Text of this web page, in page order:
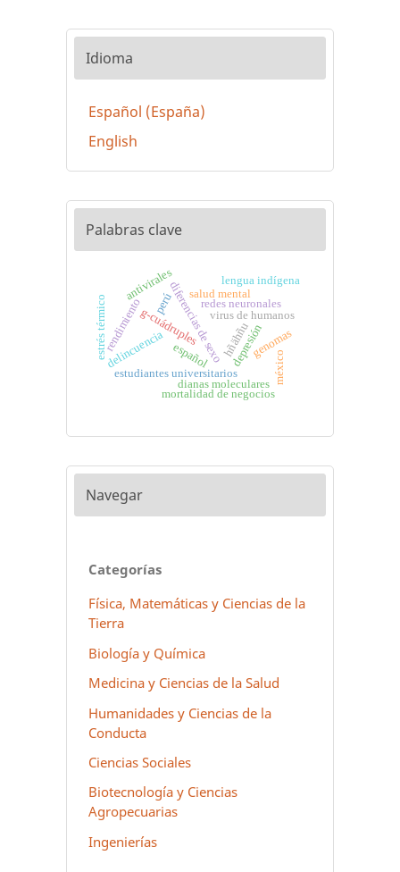
Idioma
Español (España)
English
Palabras clave
depresión
estudiantes universitarios
diferencias de sexo
salud mental
g-cuádruples virus de humanos
genomas
antivirales
dianas moleculares
delincuencia
mortalidad de negocios
perú
lengua indígena
hñähñu
español
redes neuronales
méxico
rendimiento
estrés térmico
Navegar
Categorías
Física, Matemáticas y Ciencias de la
Tierra
Biología y Química
Medicina y Ciencias de la Salud
Humanidades y Ciencias de la
Conducta
Ciencias Sociales
Biotecnología y Ciencias
Agropecuarias
Ingenierías